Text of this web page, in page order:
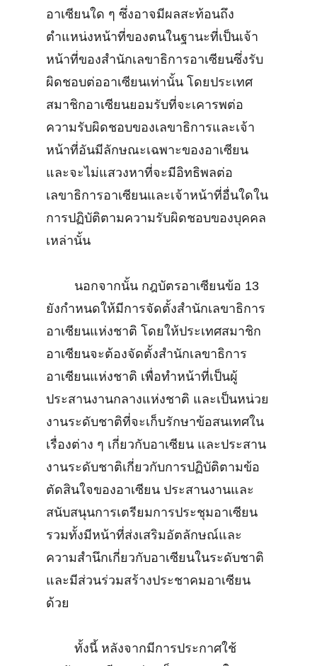
อาเซียนใด ๆ ซึ่งอาจมีผลสะท้อนถึง
ตำแหน่งหน้าที่ของตนในฐานะที่เป็นเจ้า
หน้าที่ของสำนักเลขาธิการอาเซียนซึ่งรับ
ผิดชอบต่ออาเซียนเท่านั้น โดยประเทศ
สมาชิกอาเซียนยอมรับที่จะเคารพต่อ
ความรับผิดชอบของเลขาธิการและเจ้า
หน้าที่อันมีลักษณะเฉพาะของอาเซียน
และจะไม่แสวงหาที่จะมีอิทธิพลต่อ
เลขาธิการอาเซียนและเจ้าหน้าที่อื่นใดใน
การปฏิบัติตามความรับผิดชอบของบุคคล
เหล่านั้น
นอกจากนั้น กฎบัตรอาเซียนข้อ 13
ยังกำหนดให้มีการจัดตั้งสำนักเลขาธิการ
อาเซียนแห่งชาติ โดยให้ประเทศสมาชิก
อาเซียนจะต้องจัดตั้งสำนักเลขาธิการ
อาเซียนแห่งชาติ เพื่อทำหน้าที่เป็นผู้
ประสานงานกลางแห่งชาติ และเป็นหน่วย
งานระดับชาติที่จะเก็บรักษาข้อสนเทศใน
เรื่องต่าง ๆ เกี่ยวกับอาเซียน และประสาน
งานระดับชาติเกี่ยวกับการปฏิบัติตามข้อ
ตัดสินใจของอาเซียน ประสานงานและ
สนับสนุนการเตรียมการประชุมอาเซียน
รวมทั้งมีหน้าที่ส่งเสริมอัตลักษณ์และ
ความสำนึกเกี่ยวกับอาเซียนในระดับชาติ
และมีส่วนร่วมสร้างประชาคมอาเซียน
ด้วย
ทั้งนี้ หลังจากมีการประกาศใช้